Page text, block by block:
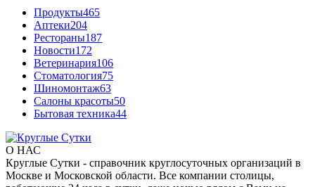
Продукты465
Аптеки204
Рестораны187
Новости172
Ветеринария106
Стоматология75
Шиномонтаж63
Салоны красоты50
Бытовая техника44
О НАС
Круглые Сутки - справочник круглосуточных организаций в
Москве и Московской области. Все компании столицы,